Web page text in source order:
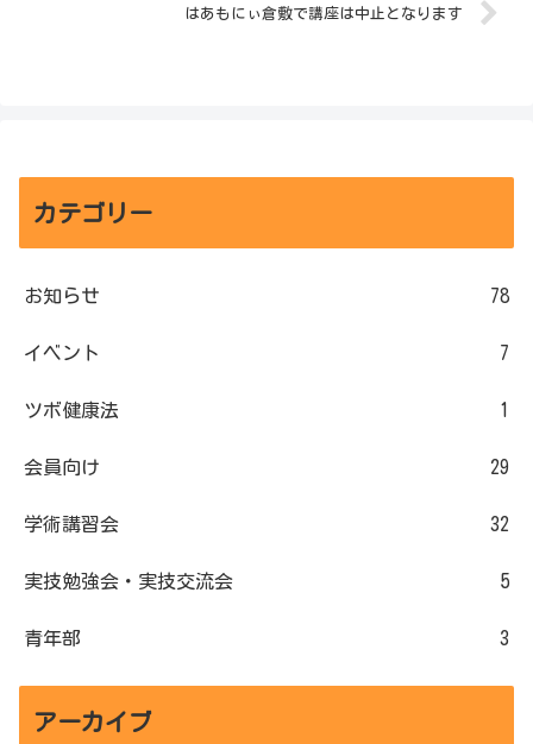
はあもにぃ倉敷で講座は中止となります
カテゴリー
お知らせ 78
イベント 7
ツボ健康法 1
会員向け 29
学術講習会 32
実技勉強会・実技交流会 5
青年部 3
アーカイブ